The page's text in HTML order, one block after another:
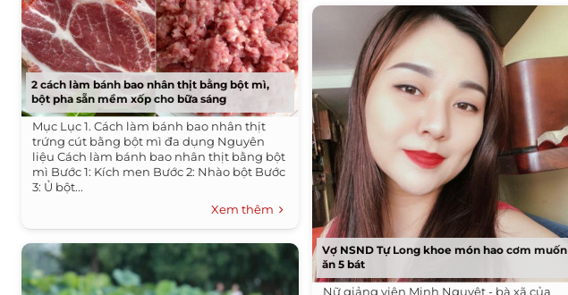
2 cách làm bánh bao nhân thịt bằng bột mì,
bột pha sẵn mềm xốp cho bữa sáng
Mục Lục 1. Cách làm bánh bao nhân thịt
trứng cút bằng bột mì đa dụng Nguyên
liệu Cách làm bánh bao nhân thịt bằng bột
mì Bước 1: Kích men Bước 2: Nhào bột Bước
3: Ủ bột...
Xem thêm
Vợ NSND Tự Long khoe món hao cơm muốn
ăn 5 bát
Nữ giảng viên Minh Nguyệt - bà xã của